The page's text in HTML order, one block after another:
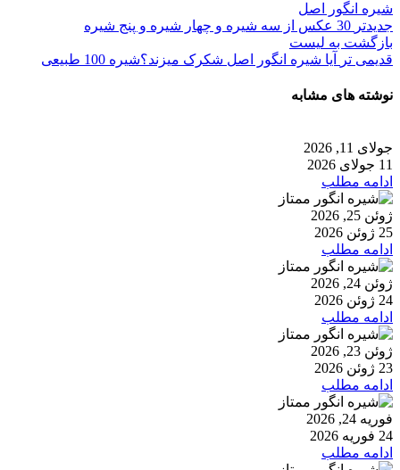
شیره انگور اصل
جدیدتر 30 عکس از سه شیره و چهار شیره و پنج شیره
بازگشت به لیست
قدیمی تر
آیا شیره انگور اصل شکرک میزند؟شیره 100 طبیعی
نوشته های مشابه
جولای 11, 2026
11 جولای 2026
ادامه مطلب
ژوئن 25, 2026
25 ژوئن 2026
ادامه مطلب
ژوئن 24, 2026
24 ژوئن 2026
ادامه مطلب
ژوئن 23, 2026
23 ژوئن 2026
ادامه مطلب
فوریه 24, 2026
24 فوریه 2026
ادامه مطلب